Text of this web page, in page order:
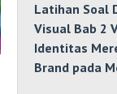
Latihan Soal
Visual Bab 2
Identitas
Brand pada